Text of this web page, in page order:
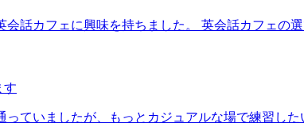
話カフェに興味を持ちました。 英会話カフェの
す
ていましたが、もっとカジュアルな場で練習し